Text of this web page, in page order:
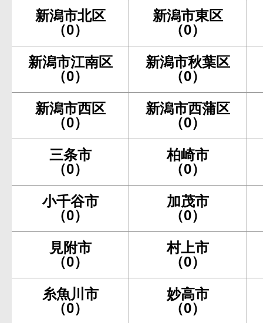
新潟市北区
（0）
新潟市東区
（0）
新潟市江南区
（0）
新潟市秋葉区
（0）
新潟市西区
（0）
新潟市西蒲区
（0）
三条市
（0）
柏崎市
（0）
小千谷市
（0）
加茂市
（0）
見附市
（0）
村上市
（0）
糸魚川市
（0）
妙高市
（0）